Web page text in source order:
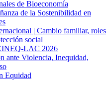
de Bioeconomía
de la Sostenibilidad en
| Cambio familiar, roles
social
LAC 2026
ante Violencia, Inequidad,
Equidad